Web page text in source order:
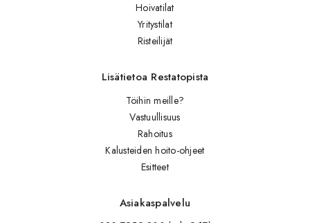
Hoivatilat
Yritystilat
Risteilijät
Lisätietoa Restatopista
Töihin meille?
Vastuullisuus
Rahoitus
Kalusteiden hoito-ohjeet
Esitteet
Asiakaspalvelu